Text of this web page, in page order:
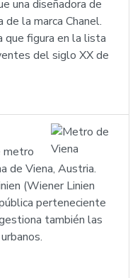
una diseñadora de
la marca Chanel.
que figura en la lista
del siglo XX de
metro
de Viena, Austria.
(Wiener Linien
perteneciente
también las